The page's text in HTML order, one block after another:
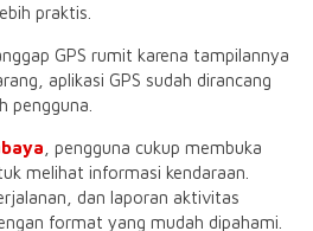
praktis.
GPS rumit karena tampilannya
aplikasi GPS sudah dirancang
pengguna.
, pengguna cukup membuka
melihat informasi kendaraan.
dan laporan aktivitas
format yang mudah dipahami.